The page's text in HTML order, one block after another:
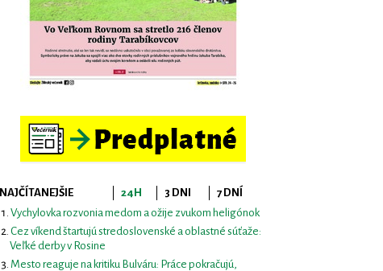
NAJČÍTANEJŠIE 24H 3 DNI
7 DNÍ
Vychylovka rozvonia medom a ožije zvukom heligónok
Cez víkend štartujú stredoslovenské a oblastné súťaže:
Veľké derby v Rosine
Mesto reaguje na kritiku Bulváru: Práce pokračujú,